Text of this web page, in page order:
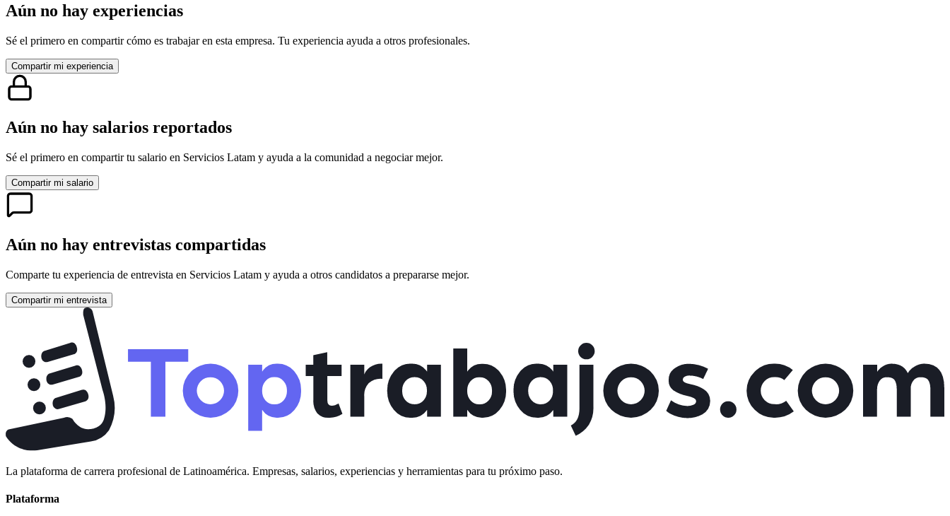
Aún no hay experiencias
Sé el primero en compartir cómo es trabajar en esta empresa. Tu experiencia ayuda a otros profesionales.
Compartir mi experiencia
Aún no hay salarios reportados
Sé el primero en compartir tu salario en Servicios Latam y ayuda a la comunidad a negociar mejor.
Compartir mi salario
Aún no hay entrevistas compartidas
Comparte tu experiencia de entrevista en Servicios Latam y ayuda a otros candidatos a prepararse mejor.
Compartir mi entrevista
La plataforma de carrera profesional de Latinoamérica. Empresas, salarios, experiencias y herramientas para tu próximo paso.
Plataforma